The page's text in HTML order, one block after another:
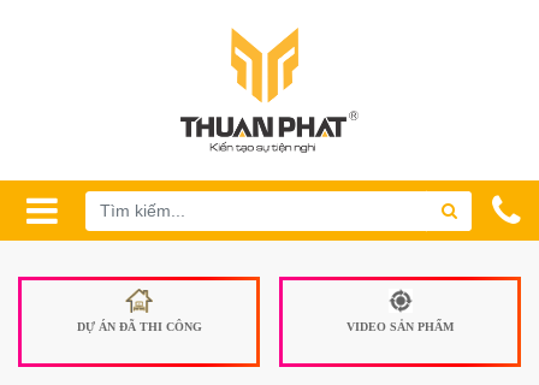
DỰ ÁN ĐÃ THI CÔNG VIDEO SẢN PHẨM